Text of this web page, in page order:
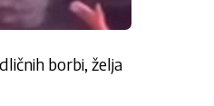
borbi, želja